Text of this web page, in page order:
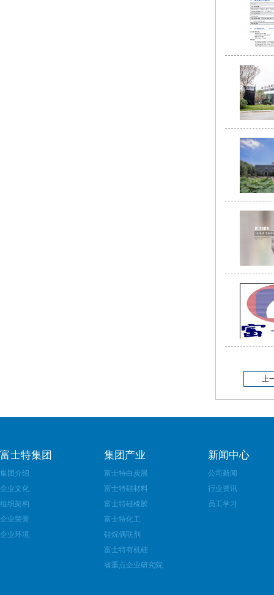
上
富士特集团
集团介绍
企业文化
组织架构
企业荣誉
企业环境
集团产业
富士特白炭黑
富士特硅材料
富士特硅橡胶
富士特化工
硅烷偶联剂
富士特有机硅
省重点企业研究院
新闻中心
公司新闻
行业资讯
员工学习